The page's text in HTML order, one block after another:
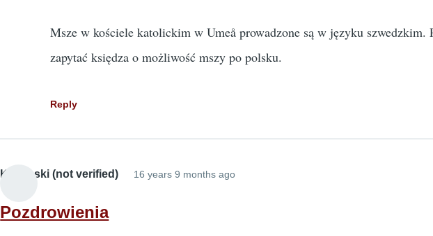
strona,
napewno
Msze w kościele katolickim w Umeå prowadzone są w języku szwedzkim.
zapytać księdza o możliwość mszy po polsku.
Reply
Kaminski (not verified) 16 years 9 months ago
Pozdrowienia